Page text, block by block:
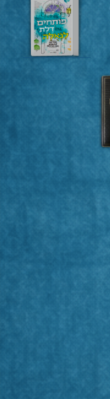
משיח
וגאולה